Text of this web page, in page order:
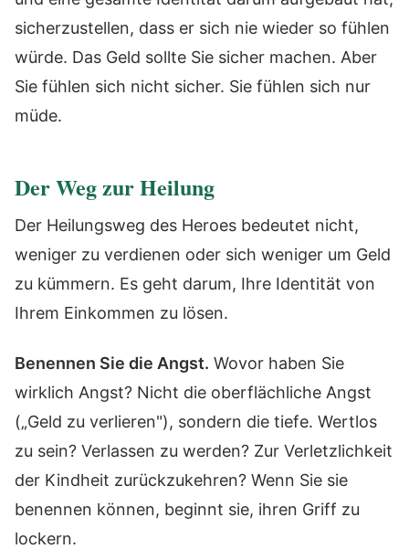
sicherzustellen, dass er sich nie wieder so fühlen
würde. Das Geld sollte Sie sicher machen. Aber
Sie fühlen sich nicht sicher. Sie fühlen sich nur
müde.
Der Weg zur Heilung
Der Heilungsweg des Heroes bedeutet nicht,
weniger zu verdienen oder sich weniger um Geld
zu kümmern. Es geht darum, Ihre Identität von
Ihrem Einkommen zu lösen.
Benennen Sie die Angst. Wovor haben Sie
wirklich Angst? Nicht die oberflächliche Angst
(„Geld zu verlieren"), sondern die tiefe. Wertlos
zu sein? Verlassen zu werden? Zur Verletzlichkeit
der Kindheit zurückzukehren? Wenn Sie sie
benennen können, beginnt sie, ihren Griff zu
lockern.